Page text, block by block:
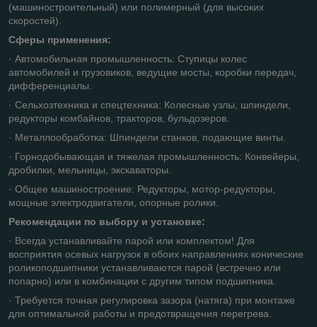
(машиностроительный) или полимерный (для высоких
скоростей).
Сферы применения:
· Автомобильная промышленность: Ступицы колес
автомобилей и грузовиков, ведущие мосты, коробки передач,
дифференциалы.
· Сельхозтехника и спецтехника: Колесные узлы, шпиндели,
редукторы комбайнов, тракторов, бульдозеров.
· Металлообработка: Шпиндели станков, подающие винты.
· Горнодобывающая и тяжелая промышленность: Конвейеры,
дробилки, мельницы, экскаваторы.
· Общее машиностроение: Редукторы, мотор-редукторы,
мощные электродвигатели, опорные ролики.
Рекомендации по выбору и установке:
· Всегда устанавливайте парой или комплектом! Для
восприятия осевых нагрузок в обоих направлениях конические
роликоподшипники устанавливаются парой (встречно или
попарно) или в комбинации с другим типом подшипника.
· Требуется точная регулировка зазора (натяга) при монтаже
для оптимальной работы и предотвращения перегрева.